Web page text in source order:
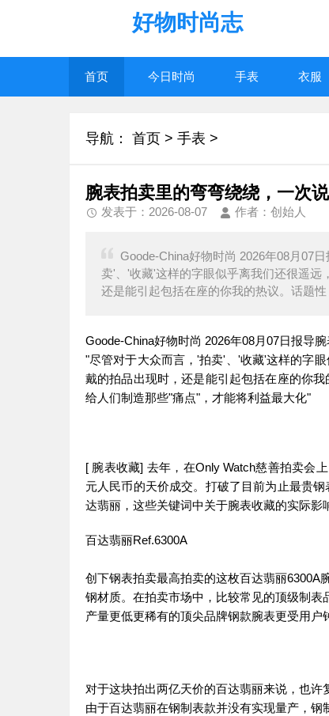
好物时尚志
首页 今日时尚 手表 衣服
导航： 首页 > 手表 >
腕表拍卖里的弯弯绕绕，一次
发表于：2026-08-07 作者：创始人
Goode-China好物时尚 2026年08月07
卖'、'收藏'这样的字眼似乎离我们还很遥远
还是能引起包括在座的你我的热议。话题
Goode-China好物时尚 2026年08月07日报导
"尽管对于大众而言，'拍卖'、'收藏'这样的字
戴的拍品出现时，还是能引起包括在座的你
给人们制造那些"痛点"，才能将利益最大化"
[ 腕表收藏] 去年，在Only Watch慈善拍卖会
元人民币的天价成交。打破了目前为止最贵
达翡丽，这些关键词中关于腕表收藏的实际影
百达翡丽Ref.6300A
创下钢表拍卖最高拍卖的这枚百达翡丽6300A
钢材质。在拍卖市场中，比较常见的顶级制表
产量更低更稀有的顶尖品牌钢款腕表更受用户
对于这块拍出两亿天价的百达翡丽来说，也
由于百达翡丽在钢制表款并没有实现量产，钢